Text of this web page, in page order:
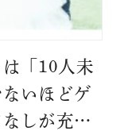
「10人未
いほどゲ
しが充実